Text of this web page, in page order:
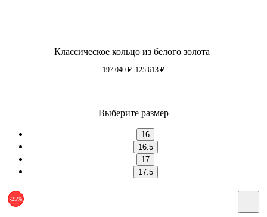
Классическое кольцо из белого золота
197 040 ₽ 125 613 ₽
Выберите размер
16
16.5
17
17.5
-25%